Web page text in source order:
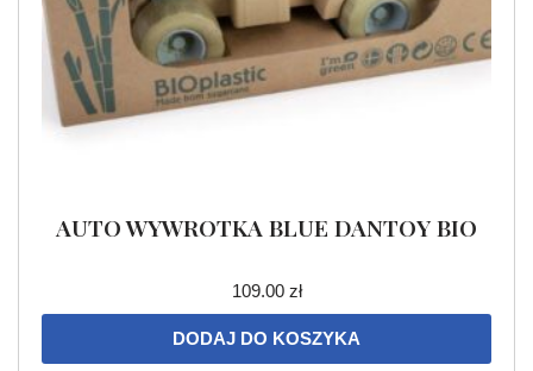
AUTO WYWROTKA BLUE DANTOY BIO
109.00 zł
DODAJ DO KOSZYKA